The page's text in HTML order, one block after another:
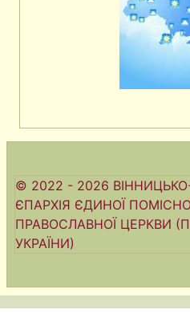
© 2022 - 2026
ЄПАРХІЯ ЄДИНОЇ
ПРАВОСЛАВНОЇ ЦЕРКВИ
УКРАЇНИ)